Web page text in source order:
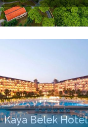
Kaya Belek Hotel